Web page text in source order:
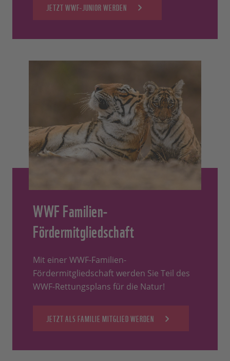
JETZT WWF-JUNIOR WERDEN
WWF Familien-
Fördermitgliedschaft
Mit einer WWF-Familien-
Fördermitgliedschaft werden Sie Teil des
WWF-Rettungsplans für die Natur!
JETZT ALS FAMILIE MITGLIED WERDEN